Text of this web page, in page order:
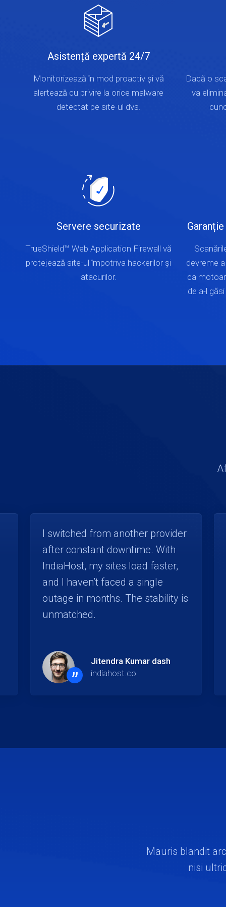
Asistență expertă 24/7
Monitorizează în mod proactiv și vă
alertează cu privire la orice malware
detectat pe site-ul dvs.
Dacă o
va
Servere securizate
TrueShield™ Web Application Firewall vă
protejează site-ul împotriva hackerilor și
atacurilor.
devreme
ca
de a-l
I switched from another provider
after constant downtime. With
IndiaHost, my sites load faster,
and I haven’t faced a single
outage in months. The stability is
unmatched.
”
Jitendra Kumar dash
indiahost.co
Mauris blandit
nisi